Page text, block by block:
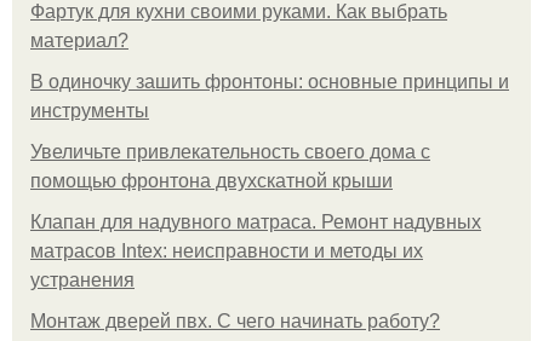
Фартук для кухни своими руками. Как выбрать
материал?
В одиночку зашить фронтоны: основные принципы и
инструменты
Увеличьте привлекательность своего дома с
помощью фронтона двухскатной крыши
Клапан для надувного матраса. Ремонт надувных
матрасов Intex: неисправности и методы их
устранения
Монтаж дверей пвх. С чего начинать работу?